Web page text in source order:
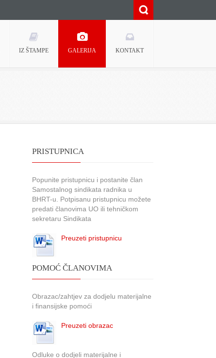
IZ ŠTAMPE GALERIJA KONTAKT
PRISTUPNICA
Popunite pristupnicu i postanite član
Samostalnog sindikata radnika u
BHRT-u. Potpisanu pristupnicu možete
predati članovima UO ili tehničkom
sekretaru Sindikata
Preuzeti pristupnicu
POMOĆ ČLANOVIMA
Obrazac/zahtjev za dodjelu materijalne
i finansijske pomoći
Preuzeti obrazac
Odluke o dodjeli materijalne i